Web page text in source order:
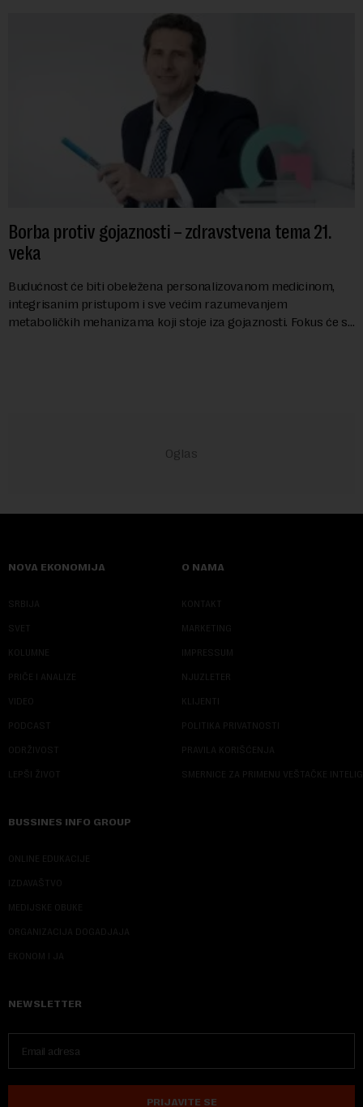
Borba protiv gojaznosti – zdravstvena tema 21.
veka
Budućnost će biti obeležena personalizovanom medicinom,
integrisanim pristupom i sve većim razumevanjem
metaboličkih mehanizama koji stoje iza gojaznosti. Fokus će se
NOVA EKONOMIJA
SRBIJA
SVET
KOLUMNE
PRIČE I ANALIZE
VIDEO
PODCAST
ODRŽIVOST
LEPŠI ŽIVOT
O NAMA
KONTAKT
MARKETING
IMPRESSUM
NJUZLETER
KLIJENTI
POLITIKA PRIVATNOSTI
PRAVILA KORIŠĆENJA
SMERNICE ZA PRIMENU VEŠTAČKE
BUSSINES INFO GROUP
ONLINE EDUKACIJE
IZDAVAŠTVO
MEDIJSKE OBUKE
ORGANIZACIJA DOGADJAJA
EKONOM I JA
NEWSLETTER
PRIJAVITE SE